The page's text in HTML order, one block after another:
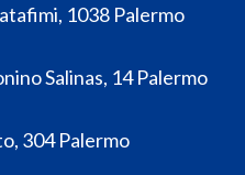
1038 Palermo
Salinas, 14 Palermo
304 Palermo